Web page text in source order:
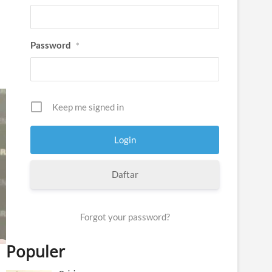
Password *
Keep me signed in
Daftar
Forgot your password?
Populer